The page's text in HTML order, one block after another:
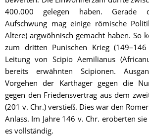
400.000 gelegen haben. Gerade
Aufschwung mag einige römische
Ältere) argwöhnisch gemacht haben. So
zum dritten Punischen Krieg
Leitung von Scipio Aemilianus
bereits erwähnten Scipionen.
Vorgehen der Karthager gegen die
gegen den Friedensvertrag aus dem
(201 v. Chr.) verstieß. Dies war den
Anlass. Im Jahre 146 v. Chr. eroberten
es vollständig.